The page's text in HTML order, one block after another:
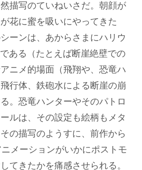
描写のていねいさだ。朝顔が
花に蜜を吸いにやってきた
ーンは、あからさまにハリウ
ある（たとえば断崖絶壁での
ニメ的場面（飛翔や、恐竜ハ
行体、鉄砲水による断崖の崩
。恐竜ハンターやそのパトロ
ルは、その設定も絵柄もメタ
の描写のようすに、前作から
メーションがいかにポストモ
てきたかを痛感させられる。